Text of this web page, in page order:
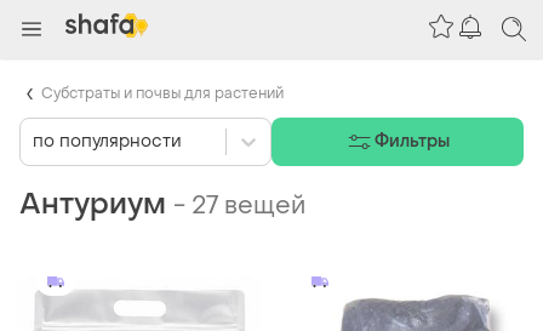
Антуриум - 27 вещей
по популярности Фильтры
Субстраты и почвы для растений